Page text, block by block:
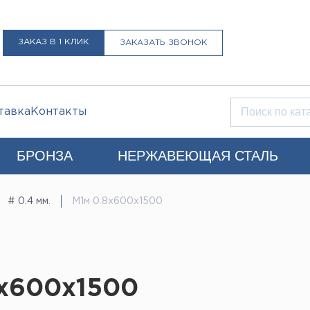
ЗАКАЗ В 1 КЛИК ЗАКАЗАТЬ ЗВОНОК
Контакты
БРОНЗА НЕРЖАВЕЮЩАЯ СТАЛЬ
# 0.4 мм. М1м 0.8х600х1500